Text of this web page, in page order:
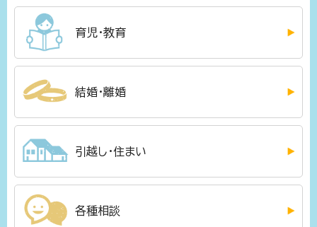
育児・教育
結婚・離婚
引越し・住まい
各種相談